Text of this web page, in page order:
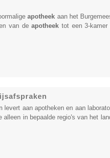
apotheek aan het
van deapotheek tot een 3-kamer
aan apotheken en aan
in bepaalde regio's van het